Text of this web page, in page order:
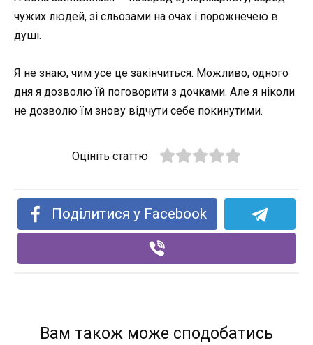
чужих людей, зі сльозами на очах і порожнечею в
душі.
Я не знаю, чим усе це закінчиться. Можливо, одного
дня я дозволю їй поговорити з дочками. Але я ніколи
не дозволю їм знову відчути себе покинутими.
Оцініть статтю
Поділитися у Facebook
Вам також може сподобатись